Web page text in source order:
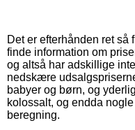
Det er efterhånden ret så
finde information om
og altså har adskillige
nedskære
babyer og børn, og
kolossalt, og endda
beregning.